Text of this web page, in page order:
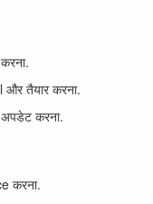
तैयार करना.
करना.
करना.